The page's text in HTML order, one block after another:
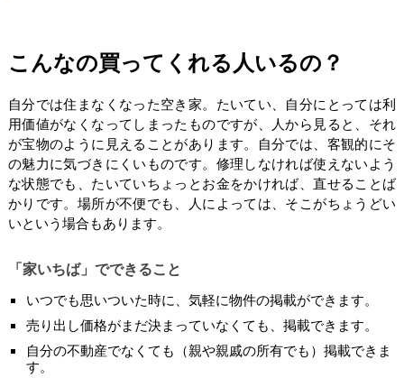
こんなの買ってくれる人いるの？
自分では住まなくなった空き家。たいてい、自分にとっては利
用価値がなくなってしまったものですが、人から見ると、それ
が宝物のように見えることがあります。自分では、客観的にそ
の魅力に気づきにくいものです。修理しなければ使えないよう
な状態でも、たいていちょっとお金をかければ、直せることば
かりです。場所が不便でも、人によっては、そこがちょうどい
いという場合もあります。
「家いちば」でできること
いつでも思いついた時に、気軽に物件の掲載ができます。
売り出し価格がまだ決まっていなくても、掲載できます。
自分の不動産でなくても（親や親戚の所有でも）掲載できま
す。